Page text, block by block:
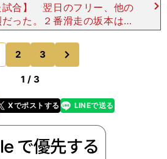
試合】 翌日のフリー、他の
った。２番滑走の坂本は合
スト（217.23点／2025年ス
る218.80点にすると、中井
亜
2 3
1 / 3
Xでポストする
line LINEで送る